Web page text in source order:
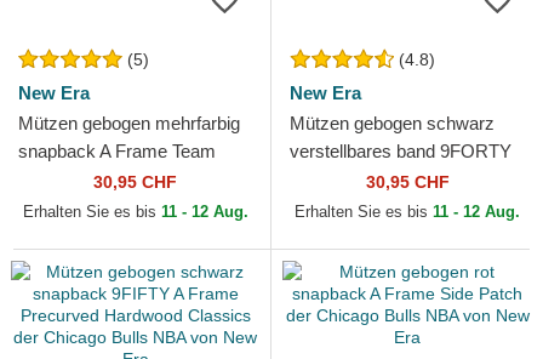
(5)
New Era
Mützen gebogen mehrfarbig
snapback A Frame Team
Colour der Chicago Bulls
NBA von New Era
30,95 CHF
Erhalten Sie es bis 11 - 12 Aug.
(4.8)
New Era
Mützen gebogen schwarz
verstellbares band 9FORTY
The League der Chicago
Bulls NBA von New Era
30,95 CHF
Erhalten Sie es bis 11 - 12 Aug.